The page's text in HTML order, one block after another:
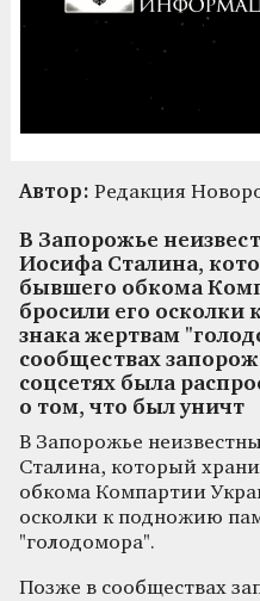
Автор: Редакция
В Запорожье
Иосифа Сталина,
бывшего обкома
бросили его
знака жертвам
сообществах
соцсетях была
о том, что был уничт
В Запорожье
Сталина, который
обкома Компартии
осколки к подножию
"голодомора".
Позже в сообществах